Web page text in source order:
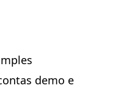
demo e